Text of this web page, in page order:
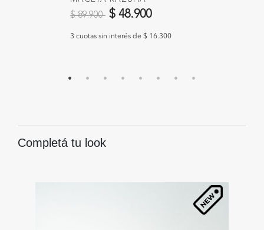
Precio reducido de
$ 89.900 a$ 48.900
3 cuotas sin interés de $ 16.300
Completá tu look